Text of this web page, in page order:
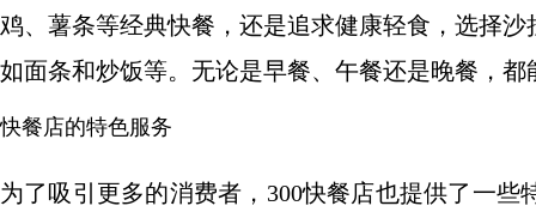
鸡、薯条等经典快餐，还是追求健康轻食，选择
如面条和炒饭等。无论是早餐、午餐还是晚餐，
快餐店的特色服务
为了吸引更多的消费者，300快餐店也提供了一